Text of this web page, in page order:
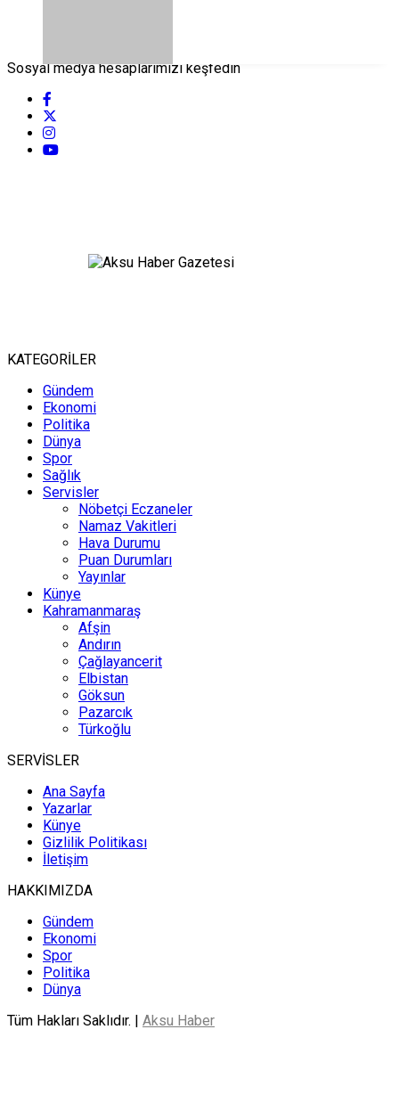
Sosyal medya hesaplarımızı keşfedin
KATEGORİLER
Gündem
Ekonomi
Politika
Dünya
Spor
Sağlık
Servisler
Nöbetçi Eczaneler
Namaz Vakitleri
Hava Durumu
Puan Durumları
Yayınlar
Künye
Kahramanmaraş
Afşin
Andırın
Çağlayancerit
Elbistan
Göksun
Pazarcık
Türkoğlu
SERVİSLER
Ana Sayfa
Yazarlar
Künye
Gizlilik Politikası
İletişim
HAKKIMIZDA
Gündem
Ekonomi
Spor
Politika
Dünya
Tüm Hakları Saklıdır. | Aksu Haber